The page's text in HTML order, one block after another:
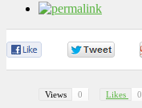
Views 0 Likes 0